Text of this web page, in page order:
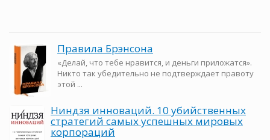
Правила Брэнсона
«Делай, что тебе нравится, и деньги приложатся».
Никто так убедительно не подтверждает правоту
этой ...
Ниндзя инноваций. 10 убийственных
стратегий самых успешных мировых
корпораций